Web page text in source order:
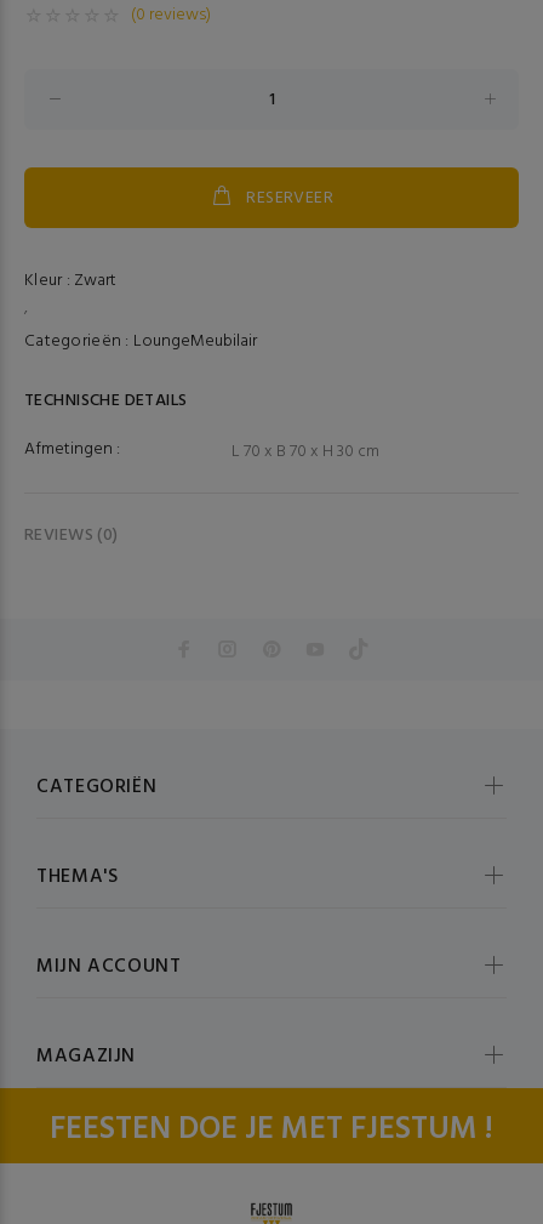
(0 reviews)
RESERVEER
Kleur : Zwart
,
Categorieën : LoungeMeubilair
TECHNISCHE DETAILS
Afmetingen :
L 70 x B 70 x H 30 cm
REVIEWS (0)
FEESTEN DOE JE MET FJESTUM !
CATEGORIËN
THEMA'S
MIJN ACCOUNT
MAGAZIJN